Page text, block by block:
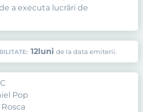
a executa lucrări de
12luni de la data emiterii.
Pop